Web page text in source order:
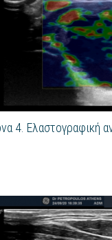
4. Ελαστογραφική